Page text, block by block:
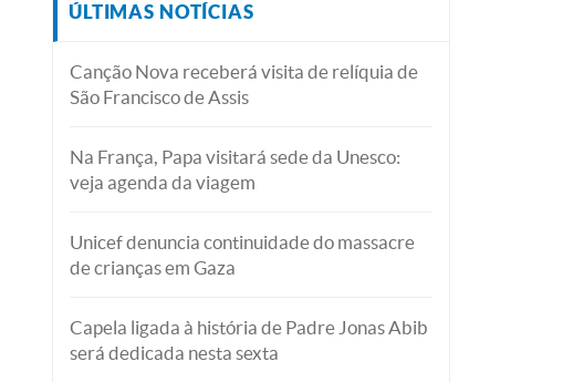
ÚLTIMAS NOTÍCIAS
Canção Nova receberá visita de relíquia de
São Francisco de Assis
Na França, Papa visitará sede da Unesco:
veja agenda da viagem
Unicef denuncia continuidade do massacre
de crianças em Gaza
Capela ligada à história de Padre Jonas Abib
será dedicada nesta sexta